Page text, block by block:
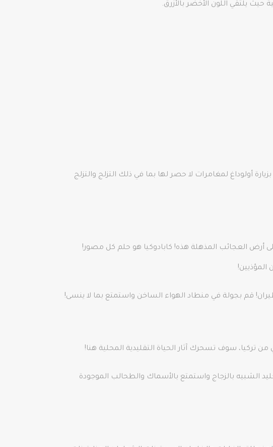
يلتقي اللون الأخضر بالأزرق.
أولوداغ لمغامرات لا حصر لها بما في ذلك التزلج والتزلج
أرض العجائب المذهلة هذه! كابادوكيا هو حلم كل مصور!
قم بجولة في منطاد الهواء الساخن واستمتع بما لا ينسى!
تركيا، سوف تسحرك آثار الحياة التقليدية المحلية هنا!
الشبيه بالزجاج واستمتع بالأسماك والطحالب الموجودة